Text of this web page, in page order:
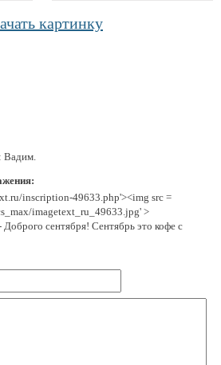
картинку
Вадим.
inscription-49633.php'><img src =
imagetext_ru_49633.jpg' >
сентября! Сентябрь это кофе с